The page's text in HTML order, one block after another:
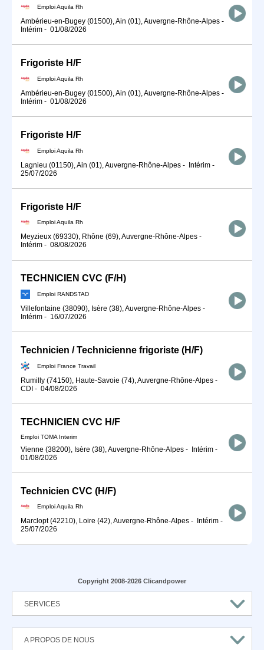
Emploi Aquila Rh
Ambérieu-en-Bugey (01500), Ain (01), Auvergne-Rhône-Alpes -
Intérim - 01/08/2026
Frigoriste H/F
Emploi Aquila Rh
Ambérieu-en-Bugey (01500), Ain (01), Auvergne-Rhône-Alpes -
Intérim - 01/08/2026
Frigoriste H/F
Emploi Aquila Rh
Lagnieu (01150), Ain (01), Auvergne-Rhône-Alpes - Intérim -
25/07/2026
Frigoriste H/F
Emploi Aquila Rh
Meyzieux (69330), Rhône (69), Auvergne-Rhône-Alpes -
Intérim - 08/08/2026
TECHNICIEN CVC (F/H)
Emploi RANDSTAD
Villefontaine (38090), Isère (38), Auvergne-Rhône-Alpes -
Intérim - 16/07/2026
Technicien / Technicienne frigoriste (H/F)
Emploi France Travail
Rumilly (74150), Haute-Savoie (74), Auvergne-Rhône-Alpes -
CDI - 04/08/2026
TECHNICIEN CVC H/F
Emploi TOMA Interim
Vienne (38200), Isère (38), Auvergne-Rhône-Alpes - Intérim -
01/08/2026
Technicien CVC (H/F)
Emploi Aquila Rh
Marclopt (42210), Loire (42), Auvergne-Rhône-Alpes - Intérim -
25/07/2026
Copyright 2008-2026 Clicandpower
SERVICES
A PROPOS DE NOUS